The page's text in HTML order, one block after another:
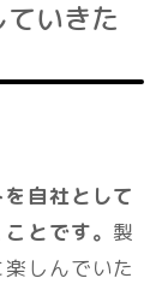
ていきた
自社として
とです。 製
しんでいた